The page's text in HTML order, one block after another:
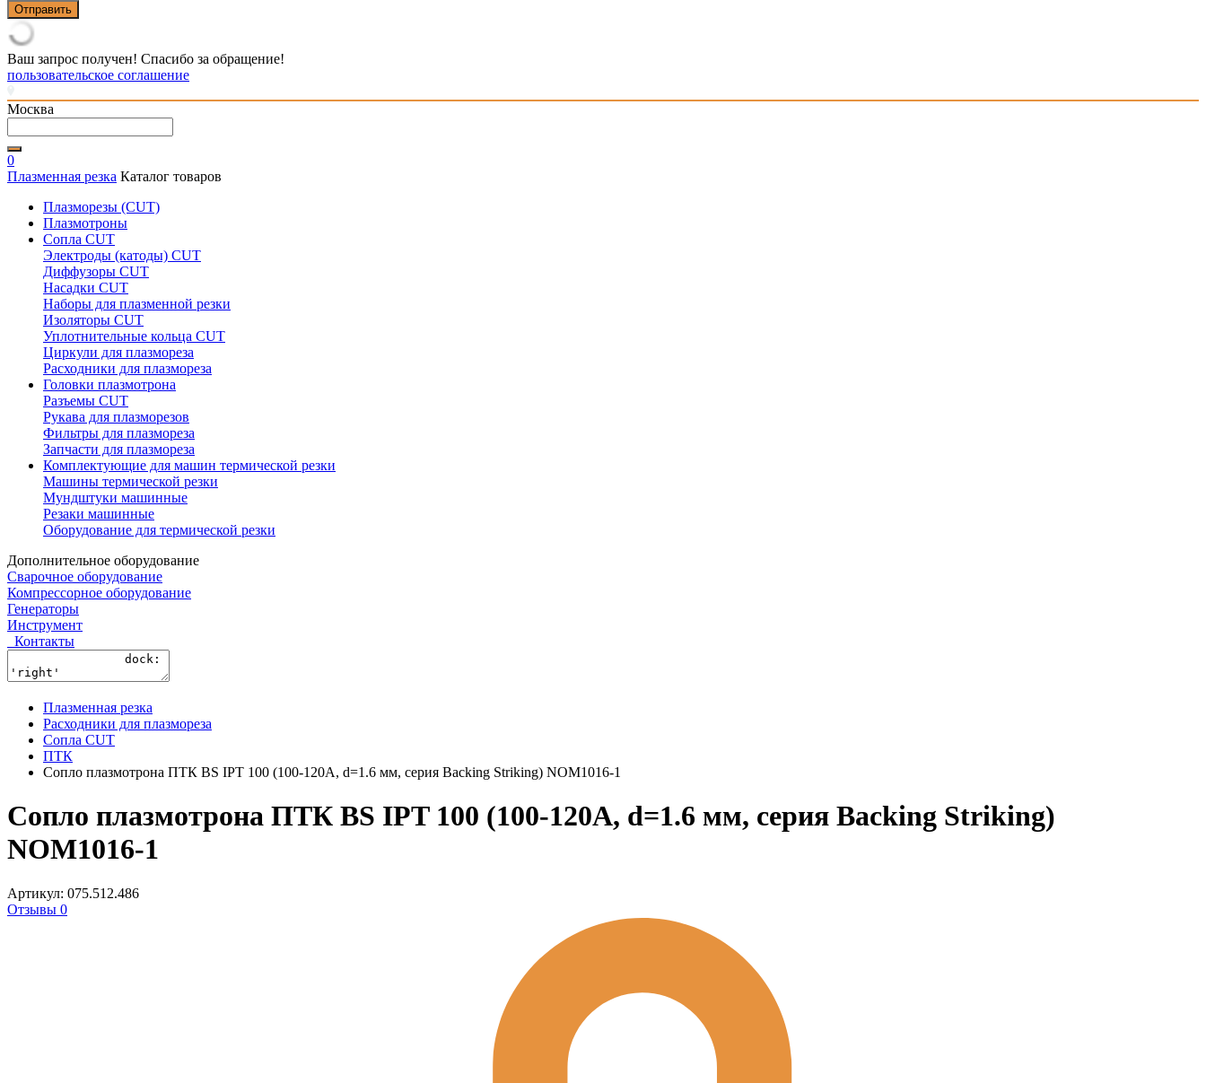
Отправить
Ваш запрос получен! Спасибо за обращение!
пользовательское соглашение
Москва
0
Плазменная резка Каталог товаров
Плазморезы (CUT)
Плазмотроны
Сопла CUT
Электроды (катоды) CUT
Диффузоры CUT
Насадки CUT
Наборы для плазменной резки
Изоляторы CUT
Уплотнительные кольца CUT
Циркули для плазмореза
Расходники для плазмореза
Головки плазмотрона
Разъемы CUT
Рукава для плазморезов
Фильтры для плазмореза
Запчасти для плазмореза
Комплектующие для машин термической резки
Машины термической резки
Мундштуки машинные
Резаки машинные
Оборудование для термической резки
Дополнительное оборудование
Сварочное оборудование
Компрессорное оборудование
Генераторы
Инструмент
Контакты
Плазменная резка
Расходники для плазмореза
Сопла CUT
ПТК
Сопло плазмотрона ПТК BS IPT 100 (100-120A, d=1.6 мм, серия Backing Striking) NOM1016-1
Сопло плазмотрона ПТК BS IPT 100 (100-120A, d=1.6 мм, серия Backing Striking)
NOM1016-1
Артикул: 075.512.486
Отзывы 0